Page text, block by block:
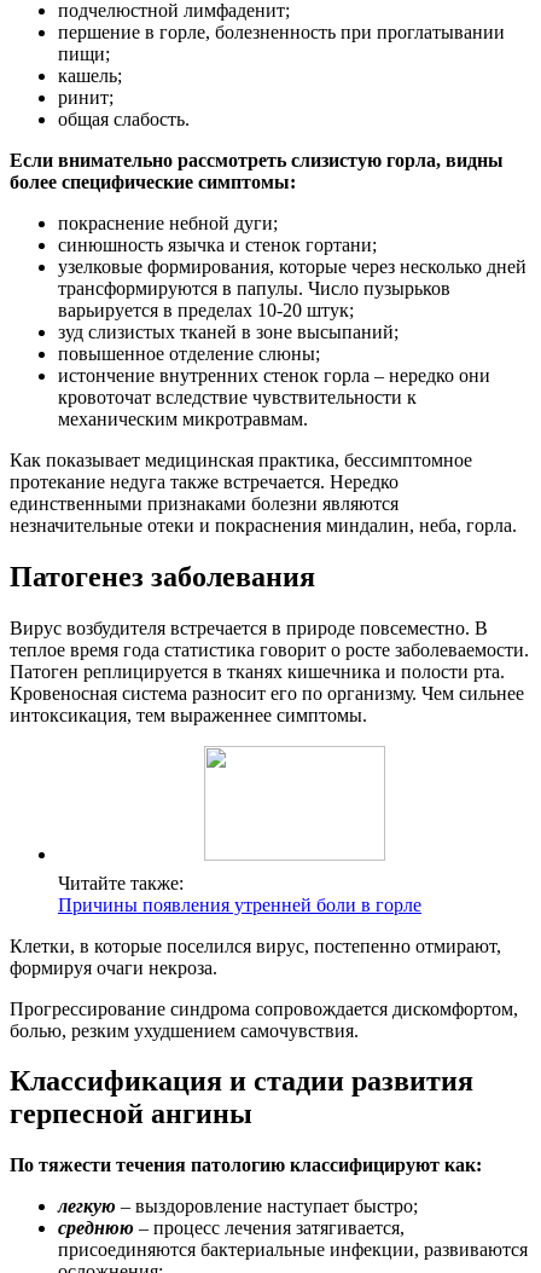
подчелюстной лимфаденит;
першение в горле, болезненность при проглатывании
пищи;
кашель;
ринит;
общая слабость.
Если внимательно рассмотреть слизистую горла, видны
более специфические симптомы:
покраснение небной дуги;
синюшность язычка и стенок гортани;
узелковые формирования, которые через несколько дней
трансформируются в папулы. Число пузырьков
варьируется в пределах 10-20 штук;
зуд слизистых тканей в зоне высыпаний;
повышенное отделение слюны;
истончение внутренних стенок горла – нередко они
кровоточат вследствие чувствительности к
механическим микротравмам.
Как показывает медицинская практика, бессимптомное
протекание недуга также встречается. Нередко
единственными признаками болезни являются
незначительные отеки и покраснения миндалин, неба, горла.
Патогенез заболевания
Вирус возбудителя встречается в природе повсеместно. В
теплое время года статистика говорит о росте заболеваемости.
Патоген реплицируется в тканях кишечника и полости рта.
Кровеносная система разносит его по организму. Чем сильнее
интоксикация, тем выраженнее симптомы.
Читайте также:
Причины появления утренней боли в горле
Клетки, в которые поселился вирус, постепенно отмирают,
формируя очаги некроза.
Прогрессирование синдрома сопровождается дискомфортом,
болью, резким ухудшением самочувствия.
Классификация и стадии развития
герпесной ангины
По тяжести течения патологию классифицируют как:
легкую – выздоровление наступает быстро;
среднюю – процесс лечения затягивается,
присоединяются бактериальные инфекции, развиваются